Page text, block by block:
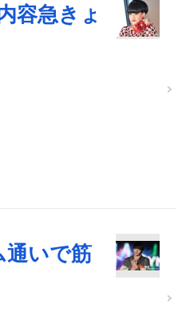
容急きょ
通いで筋